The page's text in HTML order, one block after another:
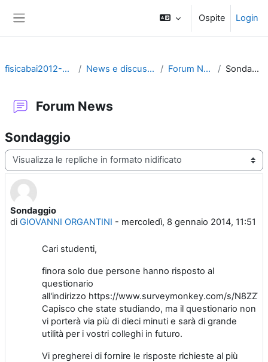
Ospite Login
fisicabai2012-2020 News e discussioni Forum News Sondaggio
Forum News
Sondaggio
Modalità visualizzazione
Sondaggio
di GIOVANNI ORGANTINI - mercoledì, 8 gennaio 2014, 11:51
Numero di risposte: 0
Cari studenti,
finora solo due persone hanno risposto al
questionario
all'indirizzo https://www.surveymonkey.com/s/
Capisco che state studiando, ma il questionario non
vi porterà via più di dieci minuti e sarà di grande
utilità per i vostri colleghi in futuro.
Vi pregherei di fornire le risposte richieste al più